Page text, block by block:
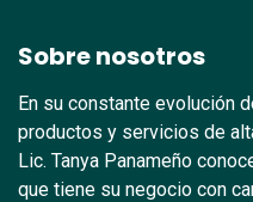
Sobre nosotros
En su constante evolución
productos y servicios de
Lic. Tanya Panameño
que tiene su negocio con